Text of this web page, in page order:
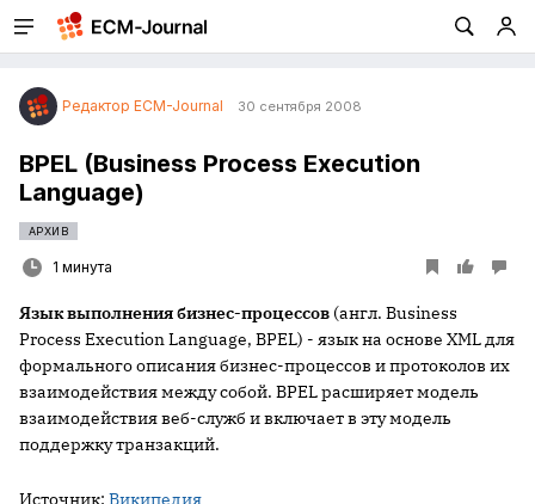
Редактор ECM-Journal 30 сентября 2008
BPEL (Business Process Execution
Language)
АРХИВ
1 минута
Язык выполнения бизнес-процессов (англ. Business
Process Execution Language, BPEL) - язык на основе XML для
формального описания бизнес-процессов и протоколов их
взаимодействия между собой. BPEL расширяет модель
взаимодействия веб-служб и включает в эту модель
поддержку транзакций.
Источник: Википедия